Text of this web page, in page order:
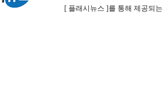
[ 플래시뉴스 ]를 통해 제공되